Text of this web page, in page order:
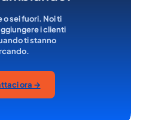
o sei fuori. Noi ti
i clienti
ti stanno
ora →